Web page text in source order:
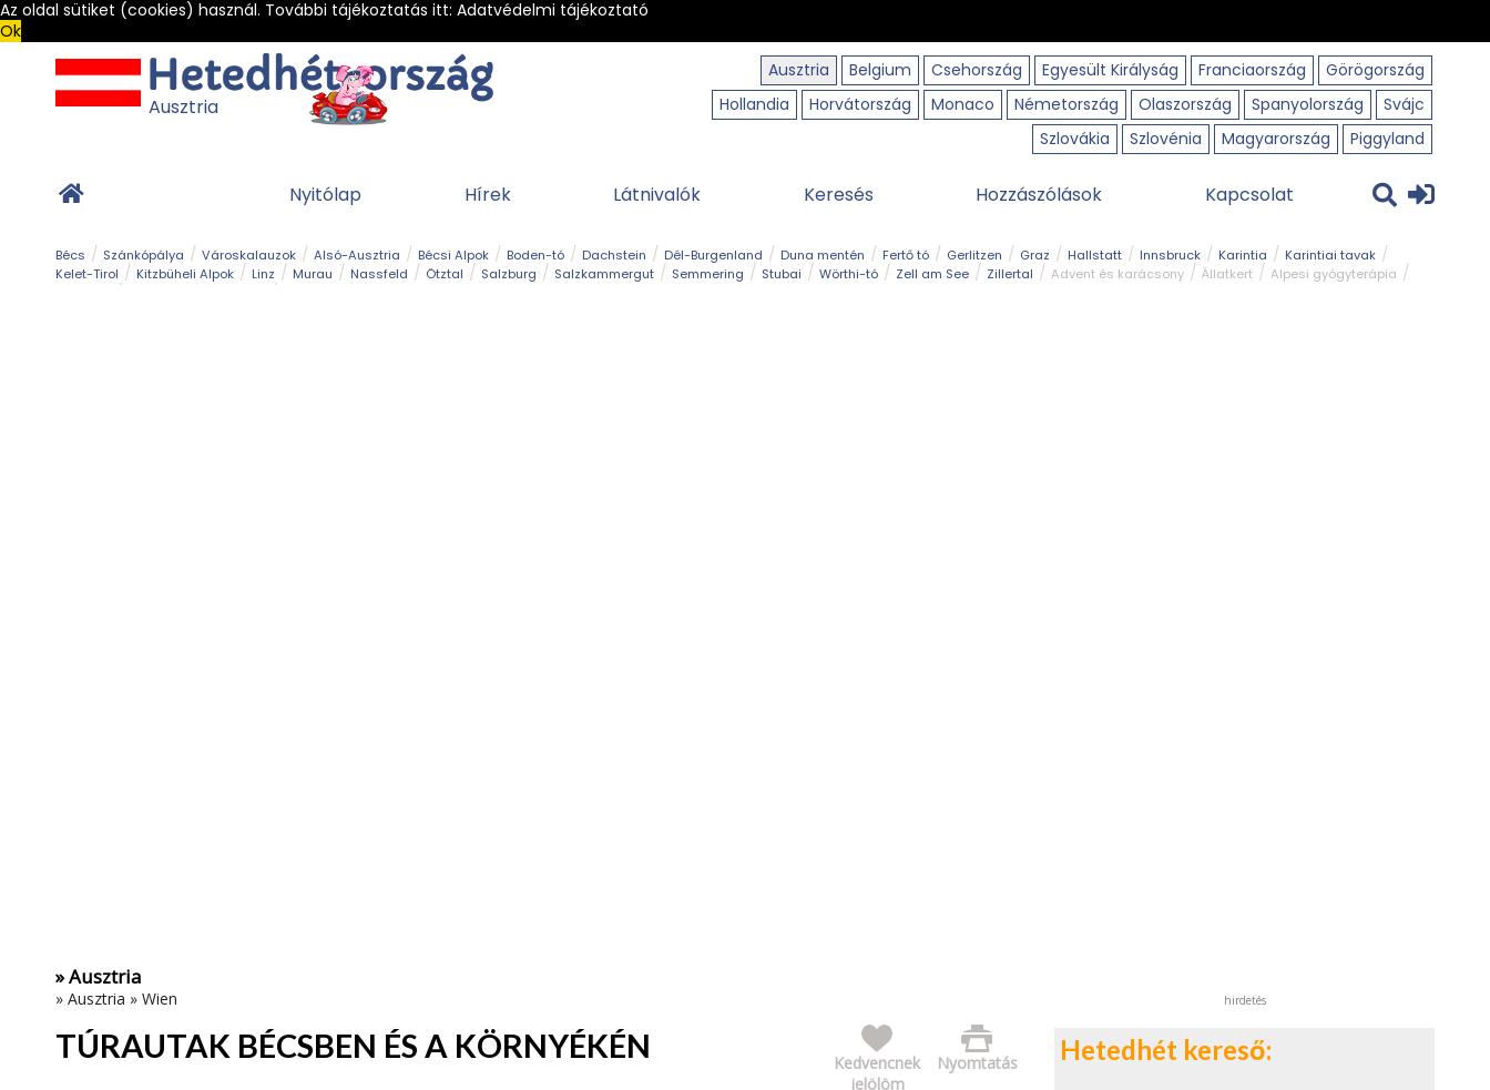
Az oldal sütiket (cookies) használ. További tájékoztatás itt: Adatvédelmi tájékoztató
Ok
Ausztria
Belgium Csehország Egyesült Királyság Franciaország
Görögország
Hollandia
Horvátország Monaco Németország Olaszország Spanyolország
Svájc
Szlovákia
Szlovénia Magyarország Piggyland
Ausztria
Nyitólap Hírek Látnivalók Keresés Hozzászólások Kapcsolat
Bécs Szánkópálya Városkalauzok Alsó-Ausztria Bécsi Alpok Boden-tó Dachstein Dél-Burgenland Duna mentén Fertő tó Gerlitzen Graz Hallstatt Innsbruck Karintia
Karintiai tavak
Kelet-Tirol
Kitzbüheli Alpok Linz Murau Nassfeld Ötztal Salzburg Salzkammergut Semmering Stubai Wörthi-tó Zell am See Zillertal Advent és karácsony Állatkert
Alpesi gyógyterápia
» Ausztria
» Ausztria » Wien
TÚRAUTAK BÉCSBEN ÉS A KÖRNYÉKÉN Nyomtatás
Kedvencnek
jelölöm
hirdetés
Hetedhét kereső: